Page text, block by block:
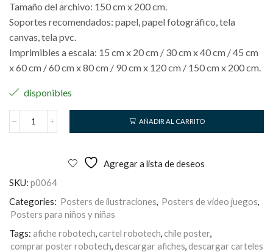
Tamaño del archivo: 150 cm x 200 cm.
Soportes recomendados: papel, papel fotográfico, tela
canvas, tela pvc.
Imprimibles a escala: 15 cm x 20 cm / 30 cm x 40 cm / 45 cm
x 60 cm / 60 cm x 80 cm / 90 cm x 120 cm / 150 cm x 200 cm.
disponibles
Robotech
AÑADIR AL CARRITO
Agregar a lista de deseos
SKU: p0064
Categories: Posters de ilustraciones, Posters de video juegos,
Posters para niños y niñas
Tags: afiche robotech, cartel robotech, chile poster,
comprar poster robotech,descargar afiches,descargar carteles